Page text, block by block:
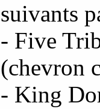
suivants
- Five
(chevron
- King